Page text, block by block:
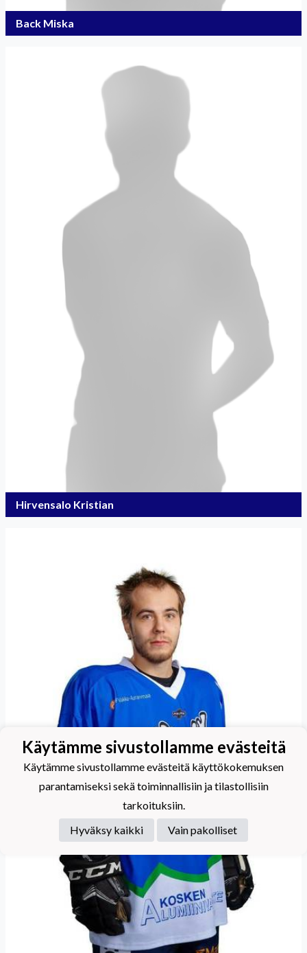
Back Miska
Hirvensalo Kristian
Käytämme sivustollamme evästeitä
Käytämme sivustollamme evästeitä käyttökokemuksen
parantamiseksi sekä toiminnallisiin ja tilastollisiin
tarkoituksiin.
Hyväksy kaikki
Vain pakolliset